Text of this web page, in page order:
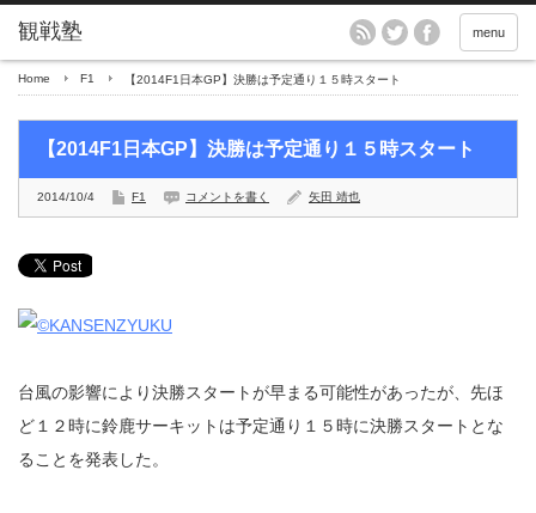
menu
Home F1 【2014F1日本GP】決勝は予定通り１５時スタート
【2014F1日本GP】決勝は予定通り１５時スタート
2014/10/4 F1 コメントを書く 矢田 靖也
台風の影響により決勝スタートが早まる可能性があったが、先ほ
ど１２時に鈴鹿サーキットは予定通り１５時に決勝スタートとな
ることを発表した。